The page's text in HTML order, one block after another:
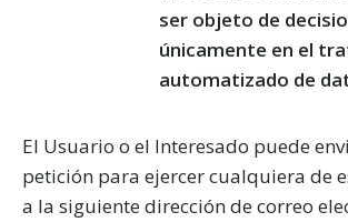
ser objeto de
únicamente en el
automatizado de
El Usuario o el Interesado puede
petición para ejercer cualquiera de
a la siguiente dirección de correo